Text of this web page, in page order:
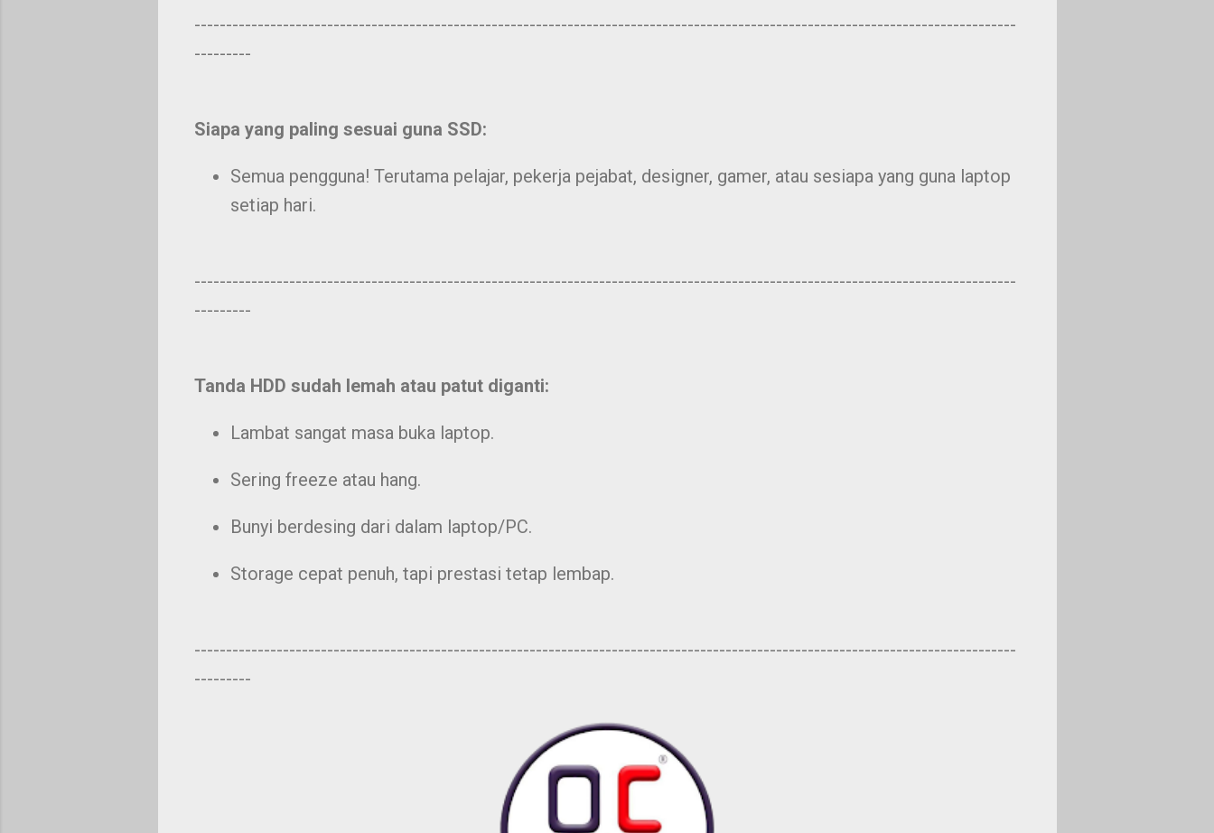
----------------------------------------------------------------------------------------------------------------------------------
---------
Siapa yang paling sesuai guna SSD:
Semua pengguna! Terutama pelajar, pekerja pejabat, designer, gamer, atau sesiapa yang guna laptop
setiap hari.
----------------------------------------------------------------------------------------------------------------------------------
---------
Tanda HDD sudah lemah atau patut diganti:
Lambat sangat masa buka laptop.
Sering freeze atau hang.
Bunyi berdesing dari dalam laptop/PC.
Storage cepat penuh, tapi prestasi tetap lembap.
----------------------------------------------------------------------------------------------------------------------------------
---------